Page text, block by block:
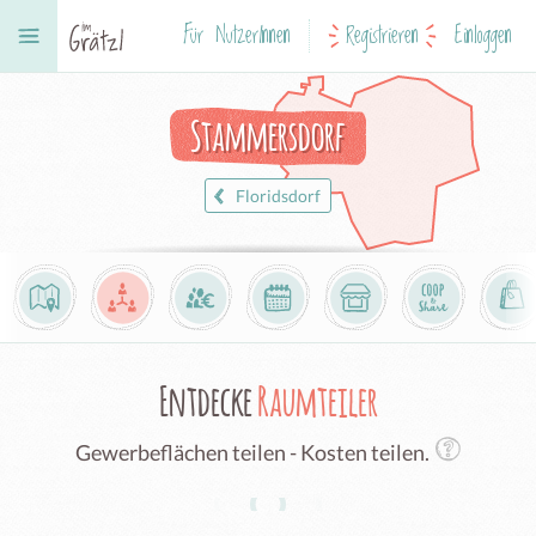
Für NutzerInnen Registrieren Einloggen
Stammersdorf
Floridsdorf
EntdeckeRaumteiler
Gewerbeflächen teilen - Kosten teilen.